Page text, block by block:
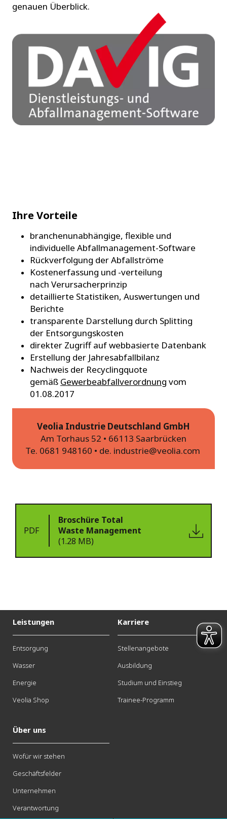
genauen Überblick.
Ihre Vorteile
branchenunabhängige, flexible und
individuelle Abfallmanagement-Software
Rückverfolgung der Abfallströme
Kostenerfassung und -verteilung
nach Verursacherprinzip
detaillierte Statistiken, Auswertungen und
Berichte
transparente Darstellung durch Splitting
der Entsorgungskosten
direkter Zugriff auf webbasierte Datenbank
Erstellung der Jahresabfallbilanz
Nachweis der Recyclingquote
gemäß Gewerbeabfallverordnung vom
01.08.2017
Veolia Industrie Deutschland GmbH
Am Torhaus 52 • 66113 Saarbrücken
Te. 0681 948160 • de. industrie@veolia.com
PDF
Broschüre Total
Waste Management
(1.28 MB)
Leistungen
Entsorgung
Wasser
Energie
Veolia Shop
Karriere
Stellenangebote
Ausbildung
Studium und Einstieg
Trainee-Programm
Über uns
Wofür wir stehen
Geschäftsfelder
Unternehmen
Verantwortung